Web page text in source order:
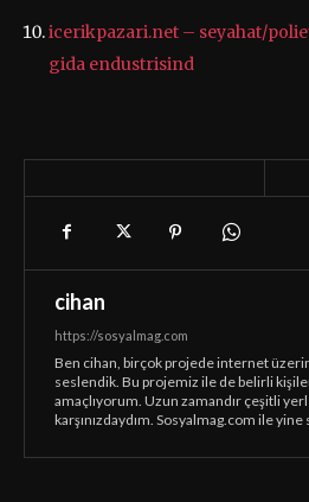
icerikpazari.net – seyahat/
gida endustrisind
cihan
https://sosyalmag.com
Ben cihan, birçok projede internet
seslendik. Bu projemiz ile de belirli
amaçlıyorum. Uzun zamandır çeşitli
karşınızdaydım. Sosyalmag.com ile